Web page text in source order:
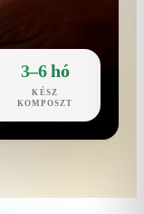
3–6 hó
KÉSZ
KOMPOSZT